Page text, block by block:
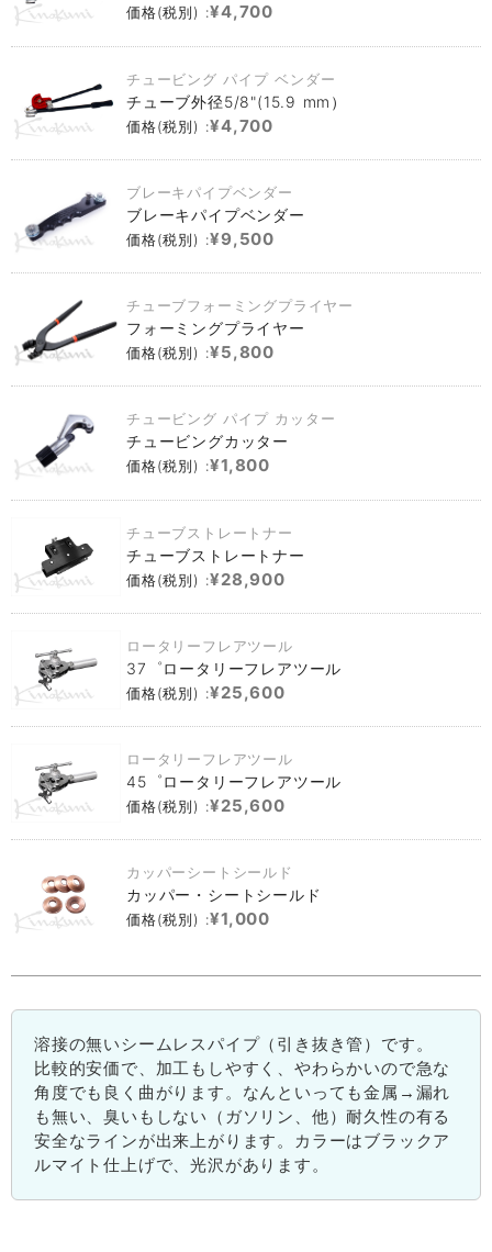
価格(税別) :¥4,700
チュービング パイプ ベンダー
チューブ外径5/8"(15.9 mm）
価格(税別) :¥4,700
ブレーキパイプベンダー
ブレーキパイプベンダー
価格(税別) :¥9,500
チューブフォーミングプライヤー
フォーミングプライヤー
価格(税別) :¥5,800
チュービング パイプ カッター
チュービングカッター
価格(税別) :¥1,800
チューブストレートナー
チューブストレートナー
価格(税別) :¥28,900
ロータリーフレアツール
37゜ロータリーフレアツール
価格(税別) :¥25,600
ロータリーフレアツール
45゜ロータリーフレアツール
価格(税別) :¥25,600
カッパーシートシールド
カッパー・シートシールド
価格(税別) :¥1,000
溶接の無いシームレスパイプ（引き抜き管）です。
比較的安価で、加工もしやすく、やわらかいので急な
角度でも良く曲がります。なんといっても金属→漏れ
も無い、臭いもしない（ガソリン、他）耐久性の有る
安全なラインが出来上がります。カラーはブラックア
ルマイト仕上げで、光沢があります。